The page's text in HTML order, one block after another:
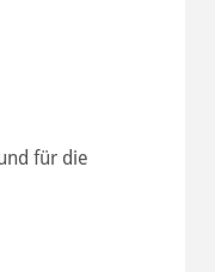
für die